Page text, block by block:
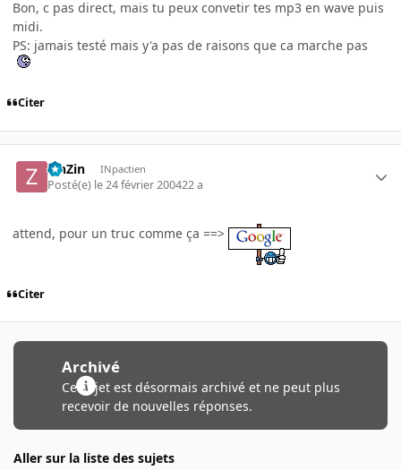
Bon, c pas direct, mais tu peux convetir tes mp3 en wave puis
midi.
PS: jamais testé mais y'a pas de raisons que ca marche pas
Citer
ZinZin INpactien
Posté(e) le 24 février 200422 a
attend, pour un truc comme ça ==>
Citer
Archivé
Ce sujet est désormais archivé et ne peut plus
recevoir de nouvelles réponses.
Aller sur la liste des sujets